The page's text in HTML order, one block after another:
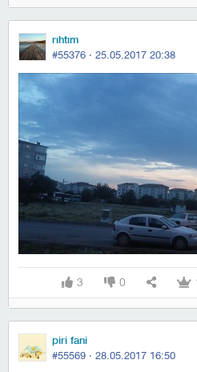
rıhtım
#55376 · 25.05.2017 20:38
3 0
piri fani
#55569 · 28.05.2017 16:50